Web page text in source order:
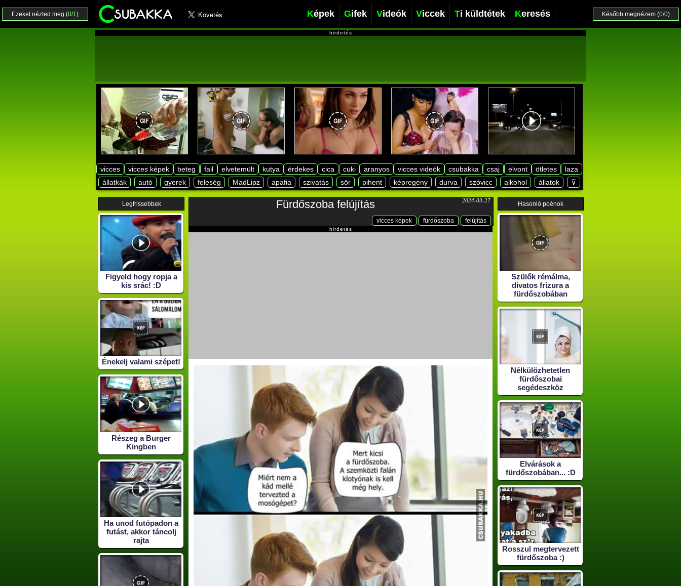
Ezeket nézted meg (0/1) Később megnézem (0/0)
Képek Gifek Videók Viccek Ti küldtétek Keresés
hirdetés
vicces vicces képek beteg fail elvetemült kutya érdekes cica cuki aranyos vicces videók csubakka csaj elvont ötletes
laza
állatkák
autó gyerek feleség MadLipz apafia szivatás sör pihent képregény durva szóvicc alkohol állatok ⊽
Legfrissebbek
Figyeld hogy ropja a
kis srác! :D
Énekelj valami szépet!
Részeg a Burger
Kingben
Ha unod futópadon a
futást, akkor táncolj
rajta
2024-03-27
Fürdőszoba felújítás
felújítás
fürdőszoba
vicces képek
hirdetés
Hasonló poénok
Szülők rémálma,
divatos frizura a
fürdőszobában
Nélkülözhetetlen
fürdőszobai
segédeszköz
Elvárások a
fürdőszobában... :D
Rosszul megtervezett
fürdőszoba :)